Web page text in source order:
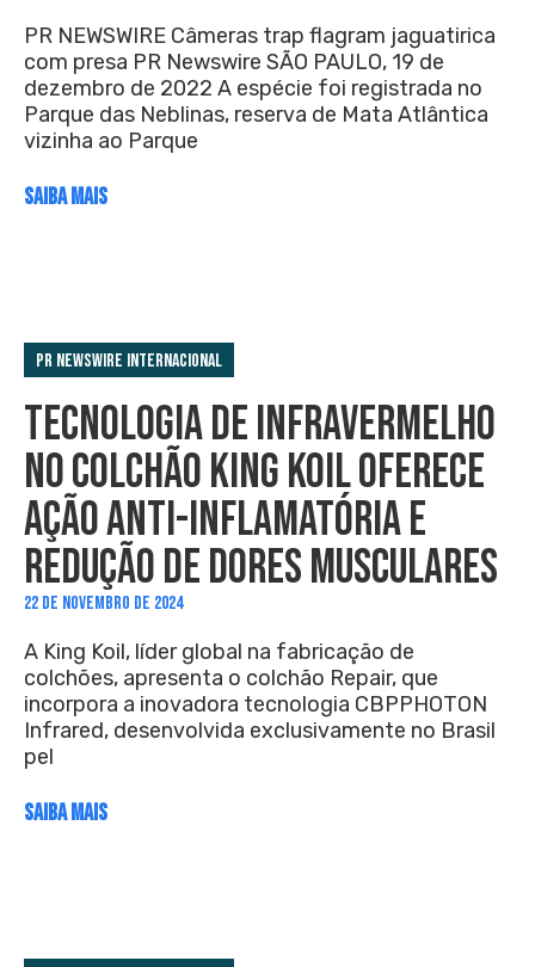
PR NEWSWIRE Câmeras trap flagram jaguatirica
com presa PR Newswire SÃO PAULO, 19 de
dezembro de 2022 A espécie foi registrada no
Parque das Neblinas, reserva de Mata Atlântica
vizinha ao Parque
SAIBA MAIS
PR Newswire Internacional
TECNOLOGIA DE INFRAVERMELHO
NO COLCHÃO KING KOIL OFERECE
AÇÃO ANTI-INFLAMATÓRIA E
REDUÇÃO DE DORES MUSCULARES
22 DE NOVEMBRO DE 2024
A King Koil, líder global na fabricação de
colchões, apresenta o colchão Repair, que
incorpora a inovadora tecnologia CBPPHOTON
Infrared, desenvolvida exclusivamente no Brasil
pel
SAIBA MAIS